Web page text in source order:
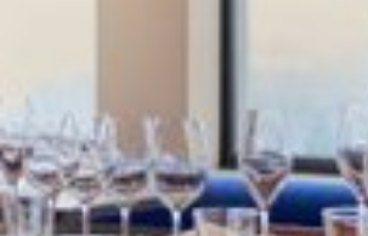
Katso kuva 1 / 7